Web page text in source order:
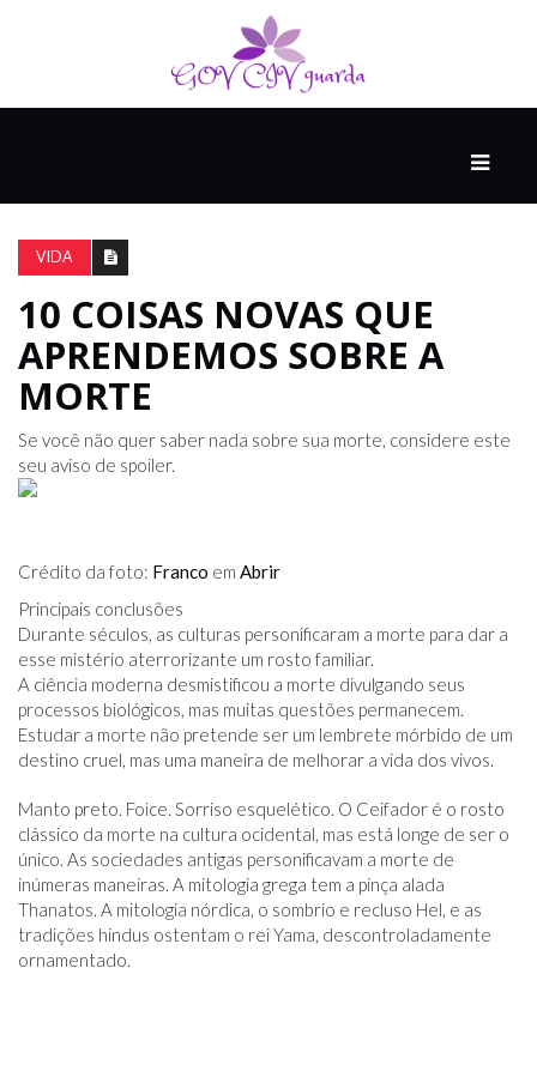
DO
THINK
COMPANHEIRO
COMEÇA
COM
VIDA
10 COISAS NOVAS QUE
APRENDEMOS SOBRE A
MORTE
Se você não quer saber nada sobre sua morte, considere este
seu aviso de spoiler.
Crédito da foto: Franco em Abrir
Principais conclusões
Durante séculos, as culturas personificaram a morte para dar a
esse mistério aterrorizante um rosto familiar.
A ciência moderna desmistificou a morte divulgando seus
processos biológicos, mas muitas questões permanecem.
Estudar a morte não pretende ser um lembrete mórbido de um
destino cruel, mas uma maneira de melhorar a vida dos vivos.
Manto preto. Foice. Sorriso esquelético. O Ceifador é o rosto
clássico da morte na cultura ocidental, mas está longe de ser o
único. As sociedades antigas personificavam a morte de
inúmeras maneiras. A mitologia grega tem a pinça alada
Thanatos. A mitologia nórdica, o sombrio e recluso Hel, e as
tradições hindus ostentam o rei Yama, descontroladamente
ornamentado.